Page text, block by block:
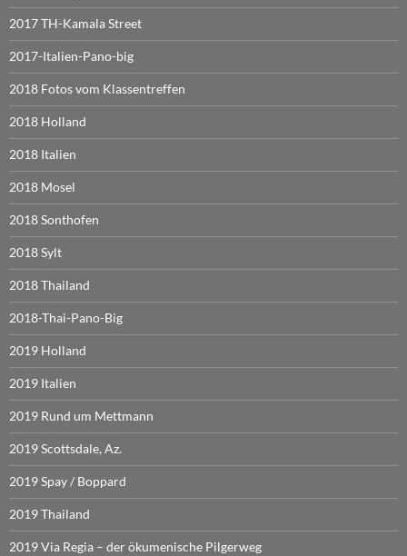
2017 TH-Kamala Street
2017-Italien-Pano-big
2018 Fotos vom Klassentreffen
2018 Holland
2018 Italien
2018 Mosel
2018 Sonthofen
2018 Sylt
2018 Thailand
2018-Thai-Pano-Big
2019 Holland
2019 Italien
2019 Rund um Mettmann
2019 Scottsdale, Az.
2019 Spay / Boppard
2019 Thailand
2019 Via Regia – der ökumenische Pilgerweg